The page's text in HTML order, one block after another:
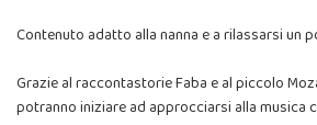
Contenuto adatto alla nanna e a rilassarsi un
Grazie al raccontastorie Faba e al piccolo
potranno iniziare ad approcciarsi alla musica